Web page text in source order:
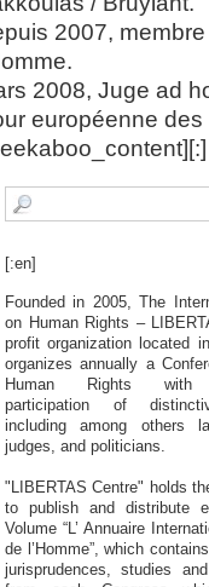
2007,
2008, Juge ad
européenne des
[:en]
Founded in 2005, The
on Human Rights –
profit organization located
organizes annually a
Human Rights with
participation of
including among others
judges, and politicians.
"LIBERTAS Centre" holds
to publish and distribute
Volume “L’ Annuaire
de l’Homme”, which
jurisprudences, studies